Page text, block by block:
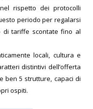
nel rispetto dei protocolli
periodo per regalarsi
di tariffe scontate fino al
locali, cultura e
distintivi dell’offerta
ben 5 strutture, capaci di
ospiti.